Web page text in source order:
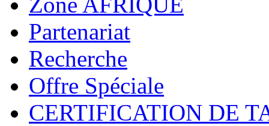
Partenariat
Recherche
Offre Spéciale
CERTIFICATION DE